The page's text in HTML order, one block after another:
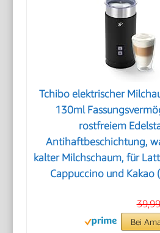
Tchibo elektrischer
130ml
rostfreiem
Antihaftbeschichtung,
kalter Milchschaum, für
Cappuccino und Kakao
Bei